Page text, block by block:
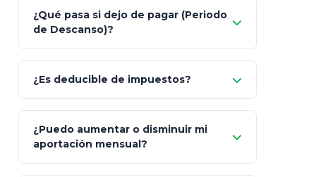
GNP (Proyecta)
Seguros Monterrey
Skandia (Crea)
¿Qué pasa si dejo de pagar (Periodo
de Descanso)?
¿Es deducible de impuestos?
¿Puedo aumentar o disminuir mi
aportación mensual?